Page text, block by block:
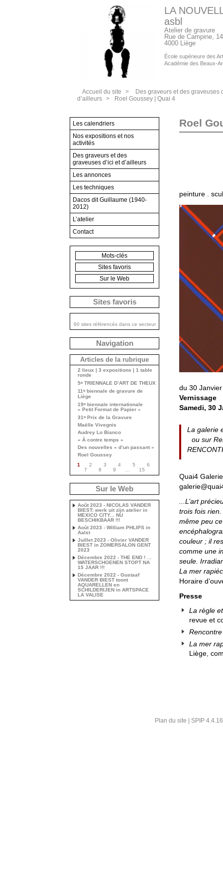
LA
asbl
Atelier de gravure
Rue de Campine, 14
4000 Liège
École supérieure des
Académie des Beaux-
Accueil du site >
Des graveurs et des graveuses
d’ailleurs > Roel Goussey | Quai 4
Roel
peinture .
du 30
Vernissage
Samedi, 30
La galerie
ou sur
Quai4
...L’art
trois fois
même peu
couleur ; il
comme une
seule.
La mer
Horaire
Presse
La règle
revue et
Rencontre
La mer
Liège,
Les calendriers
Nos expositions et nos
activités
Des graveurs et des
graveuses d’ici et d’ailleurs
Les annonces
Les techniques
Dacos dit Guillaume (1940-
2012)
L’atelier
Contact
Mots-clés
Sites favoris
Sur le Web
Sites favoris
60 sites référencés dans ce secteur
Navigation
Articles de la rubrique
2 lieux | 3 expositions | 1 table
ronde
5e TRIENNALE D’ART DE THEUX
11e biennale de gravure de
Liège
19e biennale internationale
« Petit Format de Papier »
31 e Prix de la Gravure
Maëlle Vivegnis
Audrey Lo Bianco
« À contre temps »
Des nouvelles « d’un passant »
Roel Goussey
1
2 3 4 5
6
7
8 9 15
Sur le Web
Août 2023 - NICOLAS VANDER
BIEST: werk uit zijn atelier in
MEXICO CITY... NU
BESCHIKBAAR !!!
Août 2023 - William PHLIPS in
Aalst
Juillet 2023 - Olivier VANDER
BIEST in ZOMERSALON GENT
2023
Décembre 2022 - THE END ! …
WATERSCHOENEN STOPT NA
15 JAAR !!!
Décembre 2022 - Gustaaf
VANDER BIEST toont
AQUARELLEN en
SCHILDERIJEN in ARTSPACE
LA VALISE
Plan du site | SPIP 4.4.16